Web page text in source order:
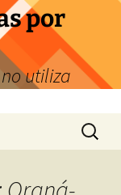
por
utiliza
Buscar: